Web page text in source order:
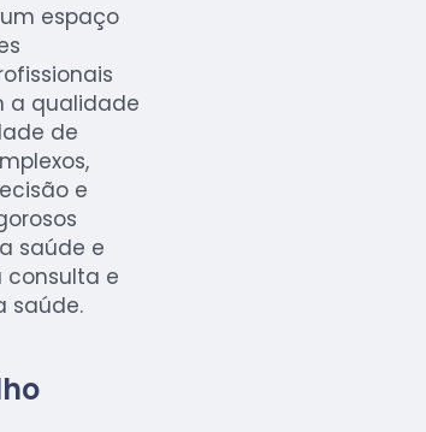
espaço
a qualidade
de
e
saúde e
consulta e
saúde.